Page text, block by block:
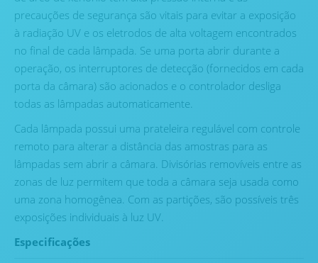
precauções de segurança são vitais para evitar a exposição
à radiação UV e os eletrodos de alta voltagem encontrados
no final de cada lâmpada. Se uma porta abrir durante a
operação, os interruptores de detecção (fornecidos em cada
porta da câmara) são acionados e o controlador desliga
todas as lâmpadas automaticamente.
Cada lâmpada possui uma prateleira regulável com controle
remoto para alterar a distância das amostras para as
lâmpadas sem abrir a câmara. Divisórias removíveis entre as
zonas de luz permitem que toda a câmara seja usada como
uma zona homogênea. Com as partições, são possíveis três
exposições individuais à luz UV.
Especificações